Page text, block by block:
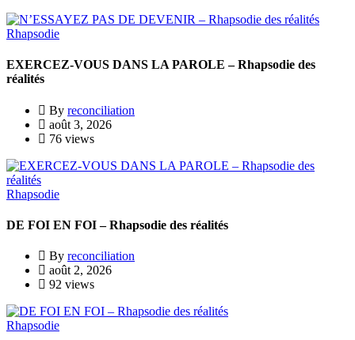
Rhapsodie
EXERCEZ-VOUS DANS LA PAROLE – Rhapsodie des
réalités
By reconciliation
août 3, 2026
76 views
Rhapsodie
DE FOI EN FOI – Rhapsodie des réalités
By reconciliation
août 2, 2026
92 views
Rhapsodie